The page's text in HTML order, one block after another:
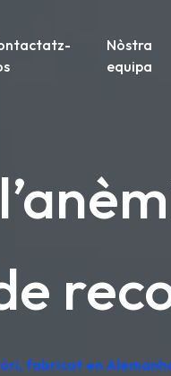
Nòstra
equipa
fabricat en